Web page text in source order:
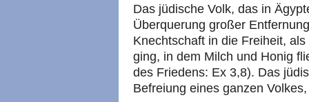
Das jüdische Volk, das in
Überquerung großer
Knechtschaft in die Freiheit,
ging, in dem Milch und Honig
des Friedens: Ex 3,8). Das
Befreiung eines ganzen